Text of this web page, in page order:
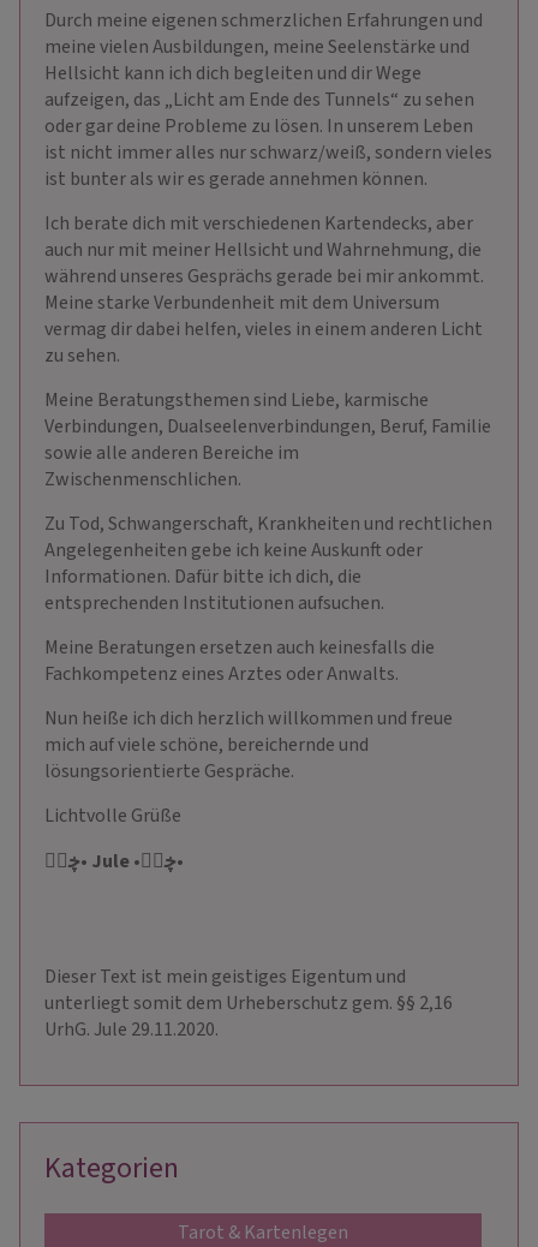
Durch meine eigenen schmerzlichen Erfahrungen und
meine vielen Ausbildungen, meine Seelenstärke und
Hellsicht kann ich dich begleiten und dir Wege
aufzeigen, das „Licht am Ende des Tunnels“ zu sehen
oder gar deine Probleme zu lösen. In unserem Leben
ist nicht immer alles nur schwarz/weiß, sondern vieles
ist bunter als wir es gerade annehmen können.
Ich berate dich mit verschiedenen Kartendecks, aber
auch nur mit meiner Hellsicht und Wahrnehmung, die
während unseres Gesprächs gerade bei mir ankommt.
Meine starke Verbundenheit mit dem Universum
vermag dir dabei helfen, vieles in einem anderen Licht
zu sehen.
Meine Beratungsthemen sind Liebe, karmische
Verbindungen, Dualseelenverbindungen, Beruf, Familie
sowie alle anderen Bereiche im
Zwischenmenschlichen.
Zu Tod, Schwangerschaft, Krankheiten und rechtlichen
Angelegenheiten gebe ich keine Auskunft oder
Informationen. Dafür bitte ich dich, die
entsprechenden Institutionen aufsuchen.
Meine Beratungen ersetzen auch keinesfalls die
Fachkompetenz eines Arztes oder Anwalts.
Nun heiße ich dich herzlich willkommen und freue
mich auf viele schöne, bereichernde und
lösungsorientierte Gespräche.
Lichtvolle Grüße
ڿڰۣ• Jule •ڿڰۣ•
Dieser Text ist mein geistiges Eigentum und
unterliegt somit dem Urheberschutz gem. §§ 2,16
UrhG. Jule 29.11.2020.
Kategorien
Tarot & Kartenlegen